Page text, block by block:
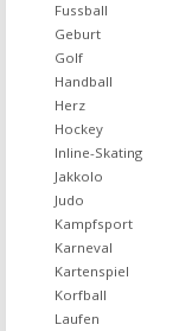
Fussball
Geburt
Golf
Handball
Herz
Hockey
Inline-Skating
Jakkolo
Judo
Kampfsport
Karneval
Kartenspiel
Korfball
Laufen